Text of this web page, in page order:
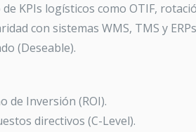
KPIs logísticos como OTIF,
con sistemas WMS, TMS y
(Deseable).
de Inversión (ROI).
directivos (C-Level).